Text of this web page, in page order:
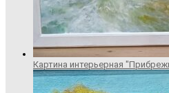
Картина интерьерная